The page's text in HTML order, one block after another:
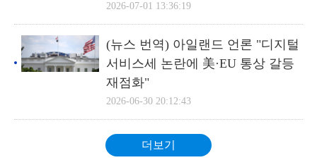
2026-07-01 13:36:19
(뉴스 번역) 아일랜드 언론 "디지털
서비스세 논란에 美·EU 통상 갈등
재점화"
2026-06-30 20:12:43
더보기